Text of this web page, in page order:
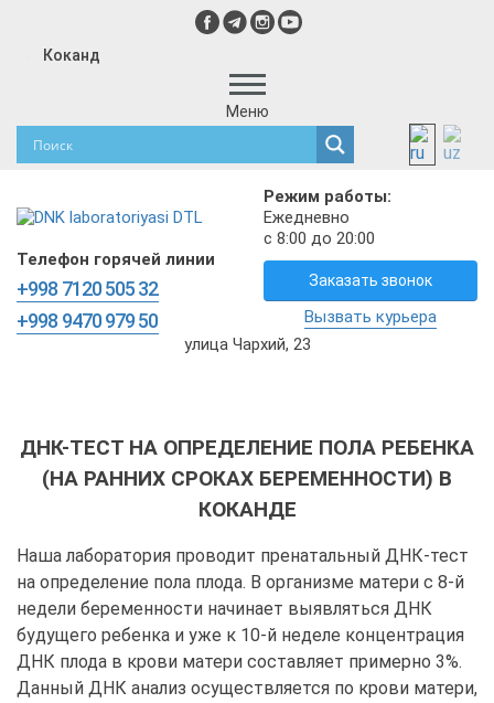
Коканд
Меню
Режим работы:
Ежедневно
с 8:00 до 20:00
Телефон горячей линии
+998 7120 505 32
+998 9470 979 50
Заказать звонок
Вызвать курьера
улица Чархий, 23
ДНК-ТЕСТ НА ОПРЕДЕЛЕНИЕ ПОЛА РЕБЕНКА
(НА РАННИХ СРОКАХ БЕРЕМЕННОСТИ) В
КОКАНДЕ
Наша лаборатория проводит пренатальный ДНК-тест
на определение пола плода. В организме матери с 8-й
недели беременности начинает выявляться ДНК
будущего ребенка и уже к 10-й неделе концентрация
ДНК плода в крови матери составляет примерно 3%.
Данный ДНК анализ осуществляется по крови матери,